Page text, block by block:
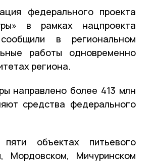
федерального проекта
в рамках нацпроекта
в региональном
работы одновременно
региона.
направлено более 413 млн
средства федерального
объектах питьевого
Мордовском, Мичуринском